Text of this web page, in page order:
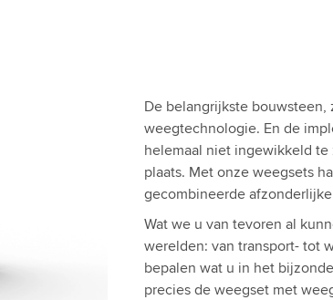
De belangrijkste
weegtechnologie. En de
helemaal niet ingewikkeld
plaats. Met onze weegsets
gecombineerde
Wat we u van tevoren al
werelden: van transport- tot
bepalen wat u in het
precies de weegset met